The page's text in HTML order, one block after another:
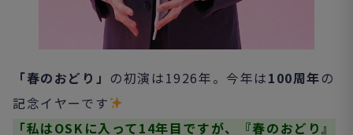
「春のおどり」 の初演は1926年。今年は100周年の
記念イヤーです
「私はOSKに入って14年目ですが、『春のおどり』